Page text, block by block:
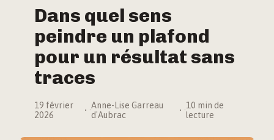
Jardinage
Maison & Déco
Dans quel sens
peindre un plafond
pour un résultat sans
traces
19 février
2026
·Anne-Lise Garreau
d'Aubrac
·10 min de
lecture